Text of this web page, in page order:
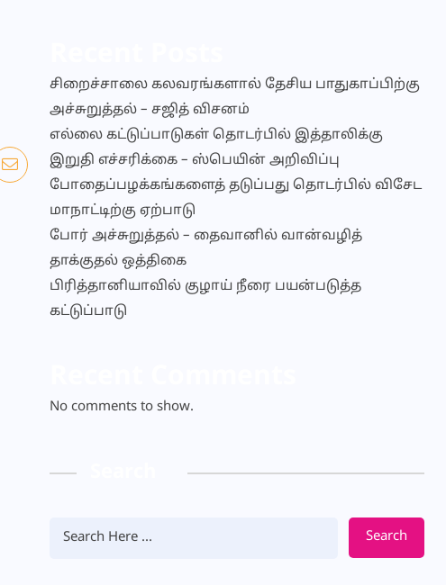
சிறைச்சாலை கலவரங்களால் தேசிய பாதுகாப்பிற்கு
அச்சுறுத்தல் – சஜித் விசனம்
எல்லை கட்டுப்பாடுகள் தொடர்பில் இத்தாலிக்கு
இறுதி எச்சரிக்கை – ஸ்பெயின் அறிவிப்பு
போதைப்பழக்கங்களைத் தடுப்பது தொடர்பில் விசேட
மாநாட்டிற்கு ஏற்பாடு
போர் அச்சுறுத்தல் – தைவானில் வான்வழித்
தாக்குதல் ஒத்திகை
பிரித்தானியாவில் குழாய் நீரை பயன்படுத்த
கட்டுப்பாடு
No comments to show.
Search